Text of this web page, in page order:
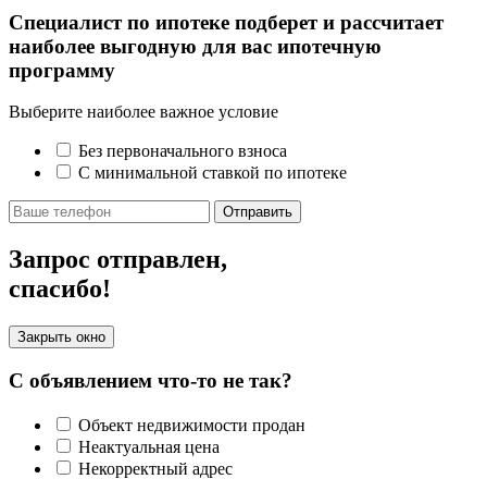
Специалист по ипотеке подберет и рассчитает
наиболее выгодную для вас ипотечную
программу
Выберите наиболее важное условие
Без первоначального взноса
С минимальной ставкой по ипотеке
Отправить
Запрос отправлен,
спасибо!
Закрыть окно
С объявлением что-то не так?
Объект недвижимости продан
Неактуальная цена
Некорректный адрес